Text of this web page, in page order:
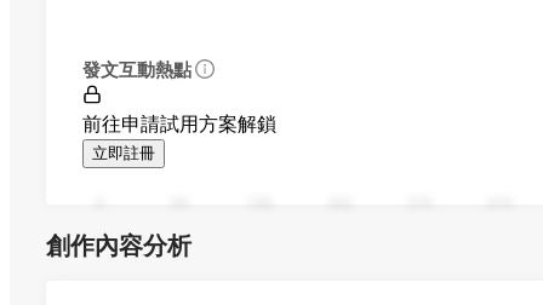
發文互動熱點
前往申請試用方案解鎖
立即註冊
創作內容分析